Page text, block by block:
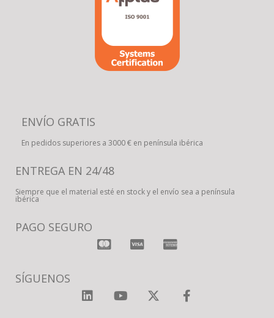
ENVÍO GRATIS
En pedidos superiores a 3000 € en península ibérica
ENTREGA EN 24/48
Siempre que el material esté en stock y el envío sea a península
ibérica
PAGO SEGURO
SÍGUENOS